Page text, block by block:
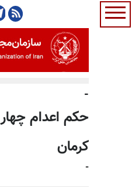
-
حکم اعدام
کرمان
-